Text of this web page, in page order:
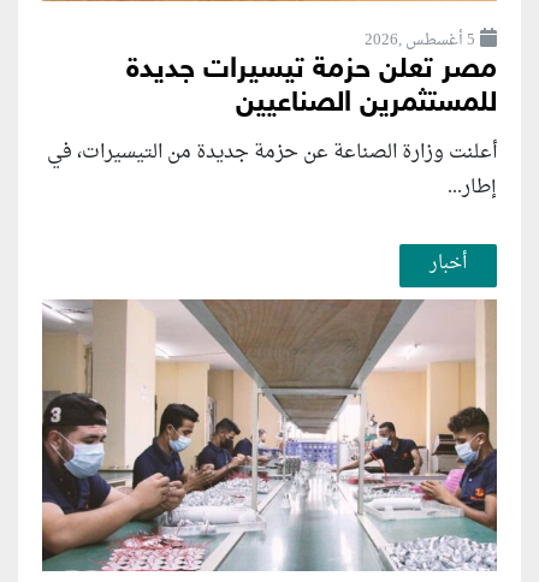
5 أغسطس ,2026
مصر تعلن حزمة تيسيرات جديدة
للمستثمرين الصناعيين
أعلنت وزارة الصناعة عن حزمة جديدة من التيسيرات، في
إطار...
أخبار